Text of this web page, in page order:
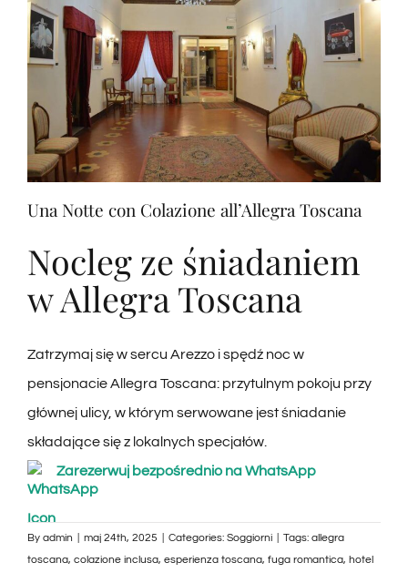
Una Notte con Colazione all’Allegra Toscana
Nocleg ze śniadaniem
w Allegra Toscana
Zatrzymaj się w sercu Arezzo i spędź noc w
pensjonacie Allegra Toscana: przytulnym pokoju przy
głównej ulicy, w którym serwowane jest śniadanie
składające się z lokalnych specjałów.
Zarezerwuj bezpośrednio na WhatsApp
By admin maj 24th, 2025 Categories: Soggiorni Tags: allegra
toscana, colazione inclusa, esperienza toscana, fuga romantica, hotel